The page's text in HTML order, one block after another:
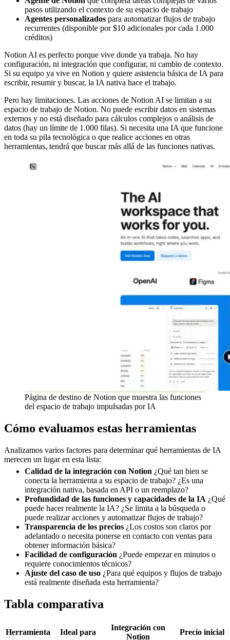
pasos utilizando el contexto de su espacio de trabajo
Agentes personalizados para automatizar flujos de trabajo
recurrentes (disponible por $10 adicionales por cada 1.000
créditos)
Notion AI es perfecto porque vive donde ya trabaja. No hay
configuración, ni integración que configurar, ni cambio de contexto.
Si su equipo ya vive en Notion y quiere asistencia básica de IA para
escribir, resumir y buscar, la IA nativa hace el trabajo.
Pero hay limitaciones. Las acciones de Notion AI se limitan a su
espacio de trabajo de Notion. No puede escribir datos en sistemas
externos y no está diseñado para cálculos complejos o análisis de
datos (hay un límite de 1.000 filas). Si necesita una IA que funcione
en toda su pila tecnológica o que realice acciones en otras
herramientas, tendrá que buscar más allá de las funciones nativas.
Página de destino de Notion que muestra las funciones
del espacio de trabajo impulsadas por IA
Cómo evaluamos estas herramientas
Analizamos varios factores para determinar qué herramientas de IA
merecen un lugar en esta lista:
Calidad de la integración con Notion ¿Qué tan bien se
conecta la herramienta a su espacio de trabajo? ¿Es una
integración nativa, basada en API o un reemplazo?
Profundidad de las funciones y capacidades de la IA ¿Qué
puede hacer realmente la IA? ¿Se limita a la búsqueda o
puede realizar acciones y automatizar flujos de trabajo?
Transparencia de los precios ¿Los costos son claros por
adelantado o necesita ponerse en contacto con ventas para
obtener información básica?
Facilidad de configuración ¿Puede empezar en minutos o
requiere conocimientos técnicos?
Ajuste del caso de uso ¿Para qué equipos y flujos de trabajo
está realmente diseñada esta herramienta?
Tabla comparativa
Herramienta Ideal para
Integración con
Notion
Precio inicial